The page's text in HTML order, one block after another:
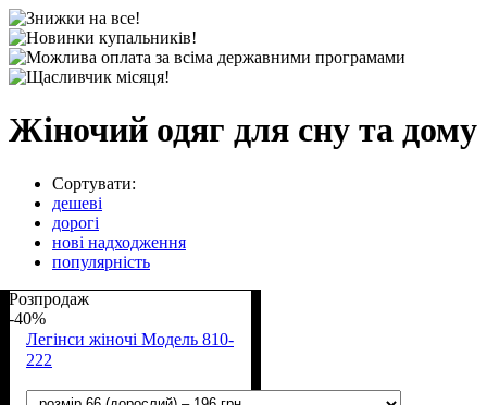
Жіночий одяг для сну та дому
Сортувати:
дешеві
дорогі
нові надходження
популярність
Розпродаж
-40%
Легінси жіночі Модель 810-
222